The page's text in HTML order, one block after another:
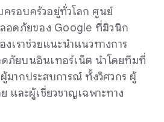
รอบครัวอยู่ทั่วโลก ศูนย์
อดภัยของ Google ที่มิวนิก
เราช่วยแนะนำแนวทางการ
ดภัยบนอินเทอร์เน็ต นำโดยทีมที่
มากประสบการณ์ ทั้งวิศวกร ผู้
และผู้เชี่ยวชาญเฉพาะทาง